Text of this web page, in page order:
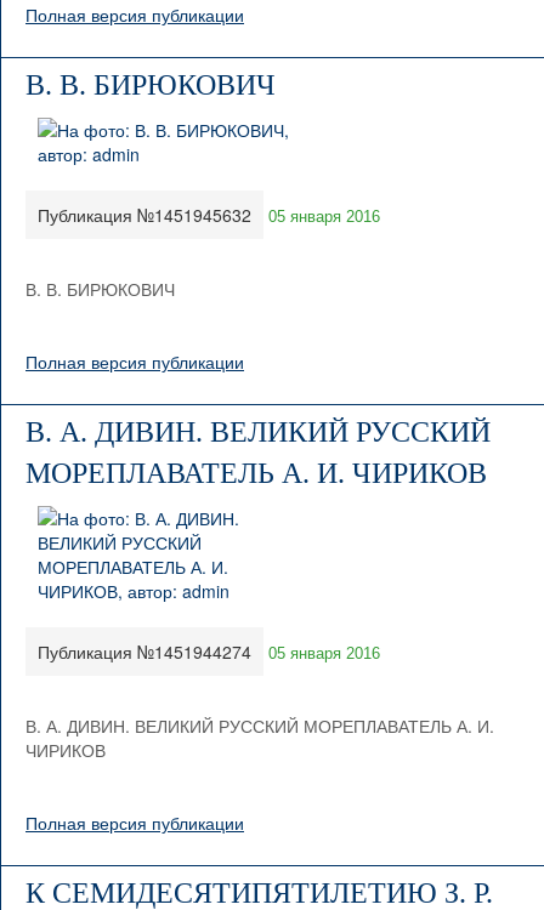
Полная версия публикации
В. В. БИРЮКОВИЧ
Публикация №1451945632 05 января 2016
В. В. БИРЮКОВИЧ
Полная версия публикации
В. А. ДИВИН. ВЕЛИКИЙ РУССКИЙ
МОРЕПЛАВАТЕЛЬ А. И. ЧИРИКОВ
Публикация №1451944274 05 января 2016
В. А. ДИВИН. ВЕЛИКИЙ РУССКИЙ МОРЕПЛАВАТЕЛЬ А. И.
ЧИРИКОВ
Полная версия публикации
К СЕМИДЕСЯТИПЯТИЛЕТИЮ З. Р.